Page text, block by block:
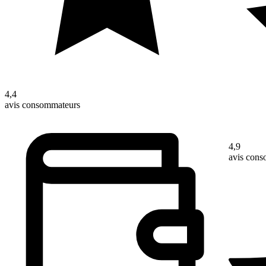
4,4
avis consommateurs
4,9
avis